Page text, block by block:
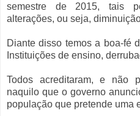
semestre de 2015, tais
alterações, ou seja,
Diante disso temos a boa-fé
Instituições de ensino,
Todos acreditaram, e não
naquilo que o governo
população que pretende uma